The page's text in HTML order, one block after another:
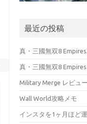
最近の投稿
真・三國無双8
真・三國無双8
Military Merge レビュ
Wall World攻略メモ
インスタを1ヶ月ほど